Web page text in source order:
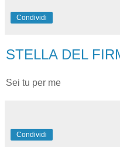
Condividi
STELLA DEL
Sei tu per me
Condividi